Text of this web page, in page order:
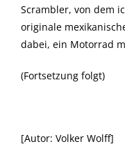
Scrambler, von dem
originale
dabei, ein Motorrad
(Fortsetzung folgt)
[Autor: Volker Wolff]